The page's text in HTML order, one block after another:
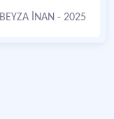
BEYZA İNAN - 2025